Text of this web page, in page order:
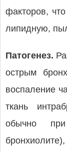
факторов,
липидную,
Патогенез.
острым
воспаление
ткань
обычно